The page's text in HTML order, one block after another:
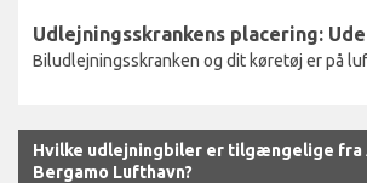
Udlejningsskrankens placering:
Biludlejningsskranken og dit køretøj er på
Hvilke udlejningbiler er tilgængelige fra
Bergamo Lufthavn?